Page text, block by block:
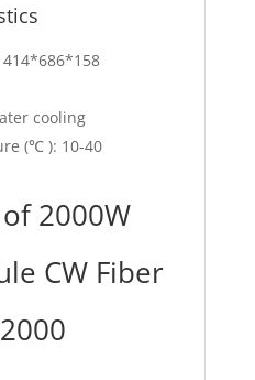
cooling
(℃ ): 10-40
2000W
CW Fiber